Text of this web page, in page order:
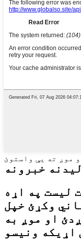
موږ ته یې واستوئ
خبرونه
لیست په اړه
وکړئ خپل
او موږ به